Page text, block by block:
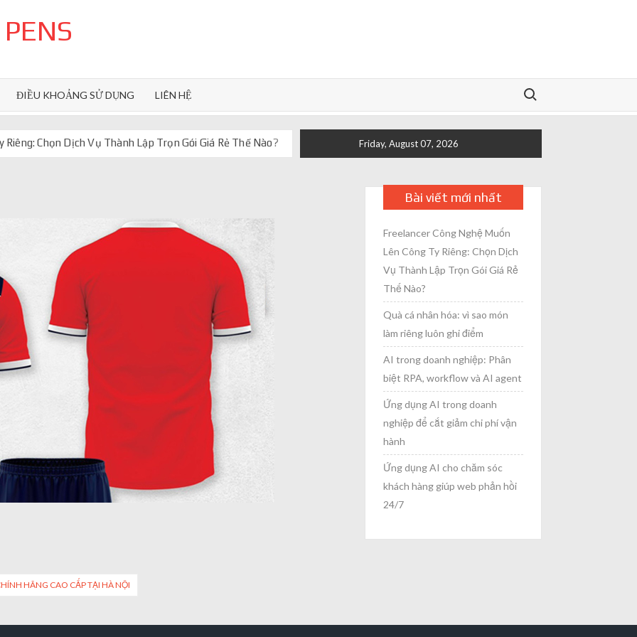
ĐIỀU KHOẢNG SỬ DỤNG LIÊN HỆ
Search for:
Chọn Dịch Vụ Thành Lập Trọn Gói Giá Rẻ Thế Nào?
và AI agent
web phản hồi 24/7
thống ra sao
Friday, August 07, 2026
HÃNG CAO CẤP TẠI HÀ NỘI
Bài viết mới nhất
Freelancer Công Nghệ Muốn
Lên Công Ty Riêng: Chọn Dịch
Vụ Thành Lập Trọn Gói Giá Rẻ
Thế Nào?
Quà cá nhân hóa: vì sao món
làm riêng luôn ghi điểm
AI trong doanh nghiệp: Phân
biệt RPA, workflow và AI agent
Ứng dụng AI trong doanh
nghiệp để cắt giảm chi phí vận
hành
Ứng dụng AI cho chăm sóc
khách hàng giúp web phản hồi
24/7